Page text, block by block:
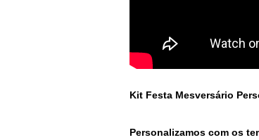
Kit Festa Mesversário
Personalizamos com os